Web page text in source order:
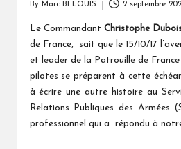
by
By Marc BELOUIS 2 septembre
Le Commandant Christophe
de France, sait que le 15/10/17
et leader de la Patrouille de France
pilotes se préparent à cette
à écrire une autre histoire au
Relations Publiques des Armées
professionnel qui a répondu à